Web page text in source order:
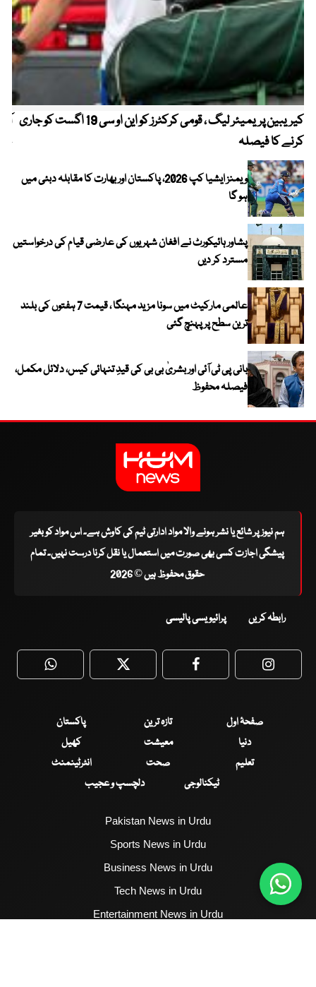
کیریبین پریمیئر لیگ ، قومی کرکٹرز کو این او سی 19 اگست کو جاری
کرنے کا فیصلہ
ویمنز ایشیا کپ 2026، پاکستان اور بھارت کا مقابلہ دبئی میں
ہو گا
پشاور ہائیکورٹ نے افغان شہریوں کی عارضی قیام کی درخواستیں
مسترد کر دیں
عالمی مارکیٹ میں سونا مزید مہنگا ، قیمت 7 ہفتوں کی بلند
ترین سطح پر پہنچ گئی
بانی پی ٹی آئی اور بشریٰ بی بی کی قیدِ تنہائی کیس، دلائل مکمل،
فیصلہ محفوظ
ہم نیوز پر شائع یا نشر ہونے والا مواد ادارتی ٹیم کی کاوش ہے۔ اس مواد کو بغیر
پیشگی اجازت کسی بھی صورت میں استعمال یا نقل کرنا درست نہیں۔ تمام
حقوق محفوظ ہیں © 2026
رابطہ کریں پرائیویسی پالیسی
WhatsApp Twitter Facebook
صفحۂ اول تازہ ترین
پاکستان
دنیا
معیشت
کھیل
تعلیم
صحت
انٹرٹینمنٹ
ٹیکنالوجی
دلچسپ و عجیب
Pakistan News in Urdu
Sports News in Urdu
Business News in Urdu
Tech News in Urdu
Entertainment News in Urdu